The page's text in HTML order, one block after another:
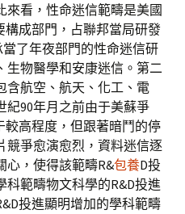
來看，性命迷信範疇是美國
構成部門，占聯邦當局研發
了年夜部門的性命迷信研
生物醫學和安康迷信。第二
含航空、航天、化工、電
紀90年月之前由于美蘇爭
較高程度，但跟著暗鬥的停
競爭愈演愈烈，資料迷信逐
心，使得該範疇R&包養D投
範疇物文科學的R&D投進
投進顯明增加的學科範疇